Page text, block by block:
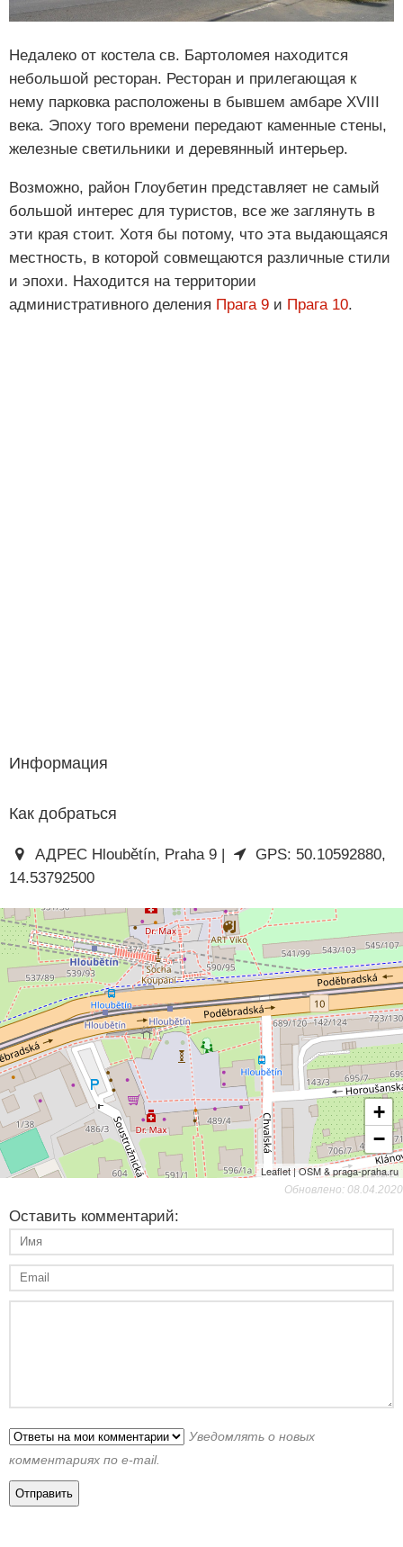
Недалеко от костела св. Бартоломея находится
небольшой ресторан. Ресторан и прилегающая к
нему парковка расположены в бывшем амбаре XVIII
века. Эпоху того времени передают каменные стены,
железные светильники и деревянный интерьер.
Возможно, район Глоубетин представляет не самый
большой интерес для туристов, все же заглянуть в
эти края стоит. Хотя бы потому, что эта выдающаяся
местность, в которой совмещаются различные стили
и эпохи. Находится на территории
административного деления Прага 9 и Прага 10.
Информация
Как добраться
АДРЕС Hloubětín, Praha 9 |
GPS: 50.10592880,
14.53792500
+
−
Leaflet | OSM & praga-praha.ru
Обновлено: 08.04.2020
Оставить комментарий:
Уведомлять о новых
комментариях по e-mail.